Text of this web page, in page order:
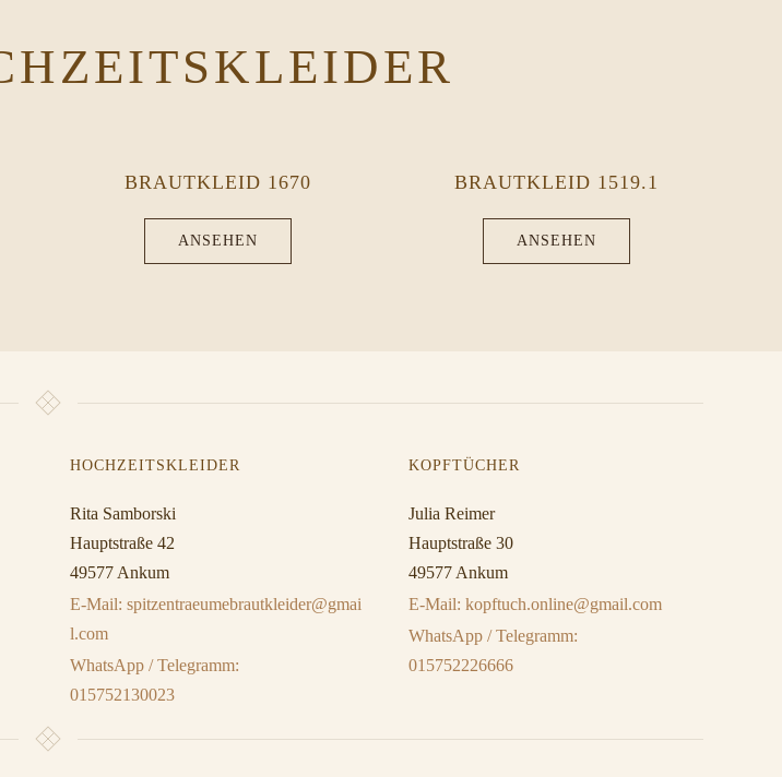
BRAUTKLEID 1670
ANSEHEN
BRAUTKLEID 1519.1
ANSEHEN
HOCHZEITSKLEIDER
Rita Samborski
Hauptstraße 42
49577 Ankum
E-Mail: spitzentraeumebrautkleider@gmai
l.com
WhatsApp / Telegramm:
015752130023
KOPFTÜCHER
Julia Reimer
Hauptstraße 30
49577 Ankum
E-Mail: kopftuch.online@gmail.com
WhatsApp / Telegramm:
015752226666